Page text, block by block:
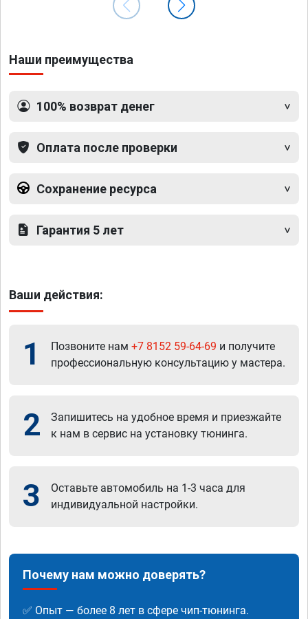
Наши преимущества
100% возврат денег
Оплата после проверки
Сохранение ресурса
Гарантия 5 лет
Ваши действия:
1 Позвоните нам +7 8152 59-64-69 и получите
профессиональную консультацию у мастера.
2
Запишитесь на удобное время и приезжайте
к нам в сервис на установку тюнинга.
3
Оставьте автомобиль на 1-3 часа для
индивидуальной настройки.
Почему нам можно доверять?
✅ Опыт — более 8 лет в сфере чип-тюнинга.